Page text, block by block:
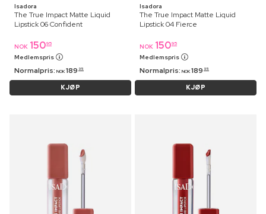
Isadora
The True Impact Matte Liquid
Lipstick 06 Confident
NOK 15095
Medlemspris
Normalpris: NOK 189 95
KJØP
Isadora
The True Impact Matte Liquid
Lipstick 04 Fierce
NOK 15095
Medlemspris
Normalpris: NOK 189 95
KJØP